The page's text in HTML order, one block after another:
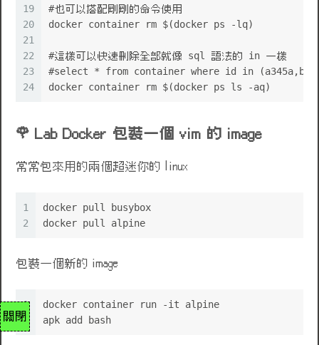
19
20
21
22
23
24
#也可以搭配剛剛的命令使用
docker container rm $(docker ps -lq)
#這樣可以快速刪除全部就像 sql 語法的 in 一樣
#select * from container where id in
docker container rm $(docker ps ls -aq)
Lab Docker 包裝一個 vim 的 image
常常包來用的兩個超迷你的 linux
1
2
docker pull busybox
docker pull alpine
包裝一個新的 image
1
2
docker container run -it alpine
apk add bash
關閉